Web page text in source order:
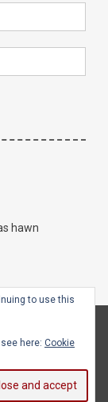
hawn
Arċisqof
to use this
here: Cookie